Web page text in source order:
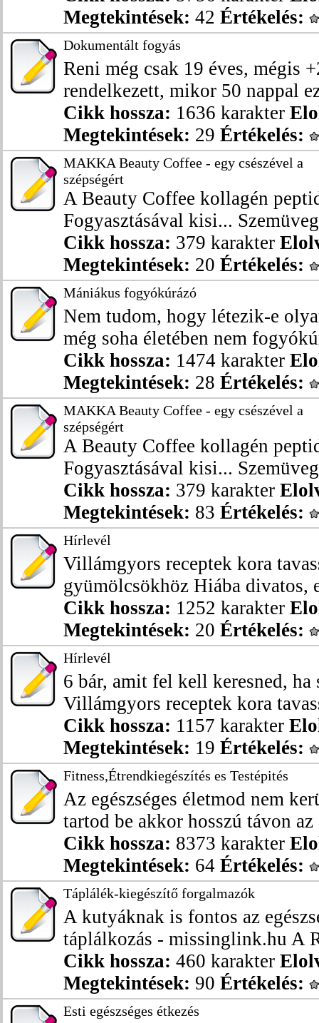
Megtekintések: 42 Értékelés:
Dokumentált fogyás
Reni még csak 19 éves, mégis
rendelkezett, mikor 50 nappal
Cikk hossza: 1636 karakter
Megtekintések: 29 Értékelés:
MAKKA Beauty Coffee - egy csészével a
szépségért
A Beauty Coffee kollagén
Fogyasztásával kisi...
Cikk hossza: 379 karakter
Megtekintések: 20 Értékelés:
Mániákus fogyókúrázó
Nem tudom, hogy létezik-e
még soha életében nem
Cikk hossza: 1474 karakter
Megtekintések: 28 Értékelés:
MAKKA Beauty Coffee - egy csészével a
szépségért
A Beauty Coffee kollagén
Fogyasztásával kisi...
Cikk hossza: 379 karakter
Megtekintések: 83 Értékelés:
Hírlevél
Villámgyors receptek kora
gyümölcsökhöz Hiába divatos,
Cikk hossza: 1252 karakter
Megtekintések: 20 Értékelés:
Hírlevél
6 bár, amit fel kell keresned, ha
Villámgyors receptek kora
Cikk hossza: 1157 karakter
Megtekintések: 19 Értékelés:
Fitness,Étrendkiegészítés es Testépités
Az egészséges életmod nem
tartod be akkor hosszú távon
Cikk hossza: 8373 karakter
Megtekintések: 64 Értékelés:
Táplálék-kiegészítő forgalmazók
A kutyáknak is fontos az
táplálkozás - missinglink.hu A
Cikk hossza: 460 karakter
Megtekintések: 90 Értékelés:
Esti egészséges étkezés